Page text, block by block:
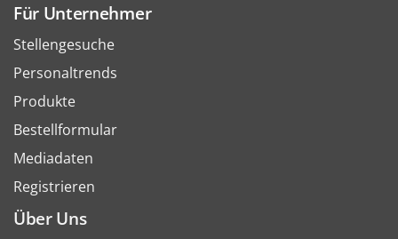
Für Unternehmer
Stellengesuche
Personaltrends
Produkte
Bestellformular
Mediadaten
Registrieren
Über Uns